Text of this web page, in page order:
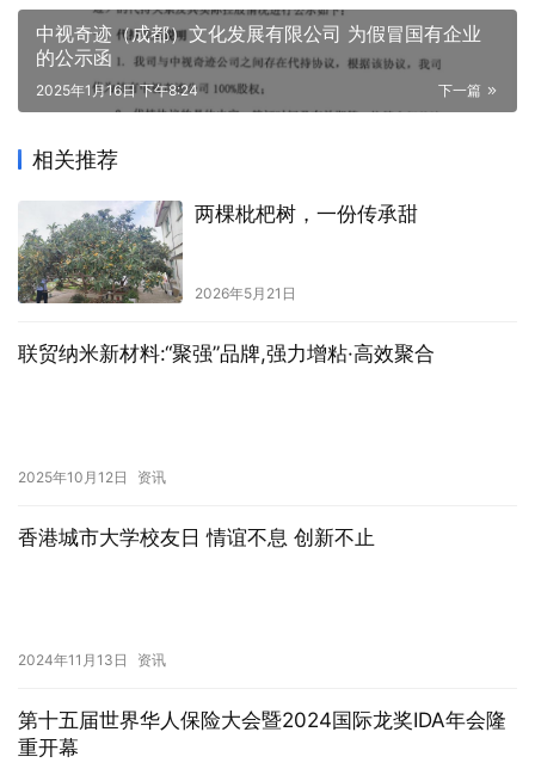
中视奇迹（成都）文化发展有限公司 为假冒国有企业
的公示函
下一篇
2025年1月16日 下午8:24
相关推荐
两棵枇杷树，一份传承甜
2026年5月21日
联贸纳米新材料:“聚强”品牌,强力增粘·高效聚合
2025年10月12日 资讯
香港城市大学校友日 情谊不息 创新不止
2024年11月13日 资讯
第十五届世界华人保险大会暨2024国际龙奖IDA年会隆
重开幕